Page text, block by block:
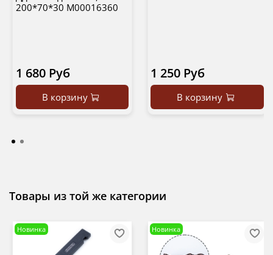
200*70*30 М00016360
1 680 Руб
В корзину
1 250 Руб
В корзину
Товары из той же категории
Новинка Новинка